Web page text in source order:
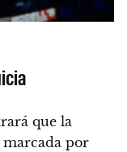
que la
marcada por